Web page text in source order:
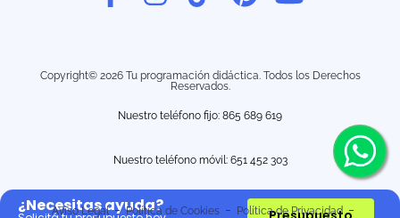
¿Necesitas ayuda?
Copyright© 2026 Tu programación didáctica. Todos los Derechos
Reservados.
Nuestro teléfono fijo: 865 689 619
Nuestro teléfono móvil: 651 452 303
Aviso Legal Política de Cookies Política de Privacidad